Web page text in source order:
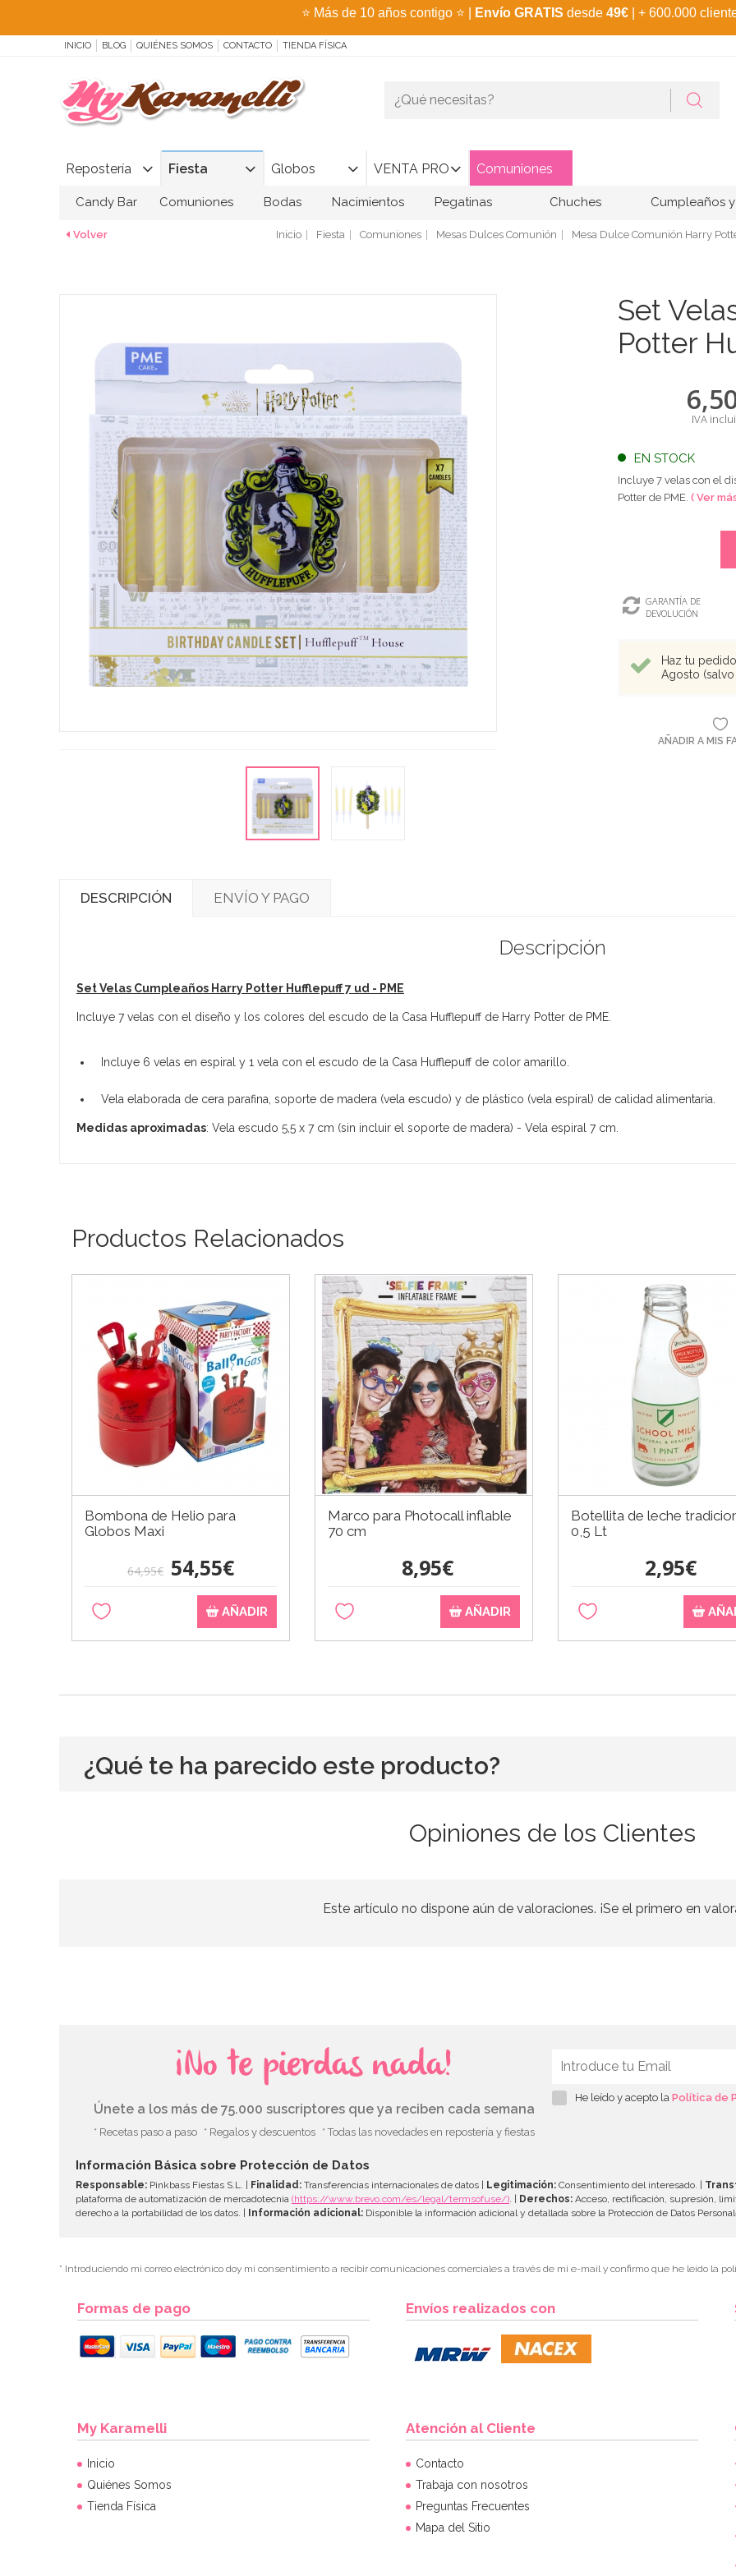
⭐ Más de 10 años contigo ⭐ Envío GRATIS desde 49€ | + 600.000
INICIO BLOG QUIÉNES SOMOS CONTACTO TIENDA FÍSICA
Repostería Fiesta Globos VENTA PRO Comuniones
Candy Bar Comuniones Bodas Nacimientos Pegatinas Chuches Cumpleaños
Volver Inicio Fiesta Comuniones Mesas Dulces Comunión Mesa Dulce Comunión Harry
Set
Potter
IVA
EN STOCK
Incluye 7 velas con el
Potter de PME. ( Ver
GARANTÍA DE
DEVOLUCIÓN
Haz tu
Agosto
AÑADIR A MIS
DESCRIPCIÓN ENVÍO Y PAGO
Descripción
Set Velas Cumpleaños Harry Potter Hufflepuff 7 ud - PME
Incluye 7 velas con el diseño y los colores del escudo de la Casa Hufflepuff de Harry Potter de PME.
Incluye 6 velas en espiral y 1 vela con el escudo de la Casa Hufflepuff de color amarillo.
Vela elaborada de cera parafina, soporte de madera (vela escudo) y de plástico (vela espiral) de calidad alimentaria.
Medidas aproximadas: Vela escudo 5,5 x 7 cm (sin incluir el soporte de madera) - Vela espiral 7 cm.
Productos Relacionados
Bombona de Helio para
Globos Maxi
64,95€ 54,55€
AÑADIR
Marco para Photocall inflable
70 cm
8,95€
AÑADIR
Botellita de leche
0,5 Lt
2,95€
¿Qué te ha parecido este producto?
Opiniones de los Clientes
Este artículo no dispone aún de valoraciones. ¡Se el primero en
¡No te pierdas nada!
Únete a los más de 75.000 suscriptores que ya reciben cada semana
* Recetas paso a paso * Regalos y descuentos * Todas las novedades en repostería y fiestas
He leído y acepto la Política de
Información Básica sobre Protección de Datos
Responsable: Pinkbass Fiestas S.L. | Finalidad: Transferencias internacionales de datos | Legitimación: Consentimiento del interesado. |
plataforma de automatización de mercadotecnia (https://www.brevo.com/es/legal/termsofuse/) . | Derechos: Acceso, rectificación, supresión,
derecho a la portabilidad de los datos. | Información adicional: Disponible la información adicional y detallada sobre la Protección de Datos
* Introduciendo mi correo electrónico doy mi consentimiento a recibir comunicaciones comerciales a través de mi e-mail y confirmo que he leído la
Formas de pago Envíos realizados con
My Karamelli
Inicio
Quiénes Somos
Tienda Física
Atención al Cliente
Contacto
Trabaja con nosotros
Preguntas Frecuentes
Mapa del Sitio